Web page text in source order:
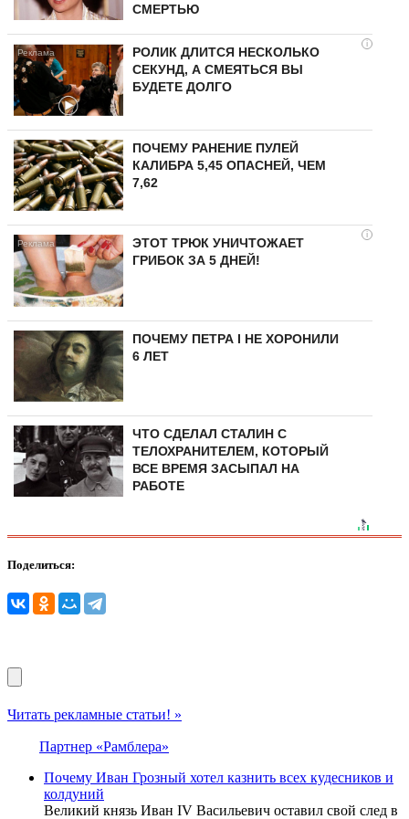
СМЕРТЬЮ
i
РОЛИК ДЛИТСЯ НЕСКОЛЬКО
СЕКУНД, А СМЕЯТЬСЯ ВЫ
БУДЕТЕ ДОЛГО
ПОЧЕМУ РАНЕНИЕ ПУЛЕЙ
КАЛИБРА 5,45 ОПАСНЕЙ, ЧЕМ
7,62
i
ЭТОТ ТРЮК УНИЧТОЖАЕТ
ГРИБОК ЗА 5 ДНЕЙ!
ПОЧЕМУ ПЕТРА I НЕ ХОРОНИЛИ
6 ЛЕТ
ЧТО СДЕЛАЛ СТАЛИН С
ТЕЛОХРАНИТЕЛЕМ, КОТОРЫЙ
ВСЕ ВРЕМЯ ЗАСЫПАЛ НА
РАБОТЕ
Поделиться:
Читать рекламные статьи! »
Партнер «Рамблера»
Почему Иван Грозный хотел казнить всех кудесников и
колдуний
Великий князь Иван IV Васильевич оставил свой след в